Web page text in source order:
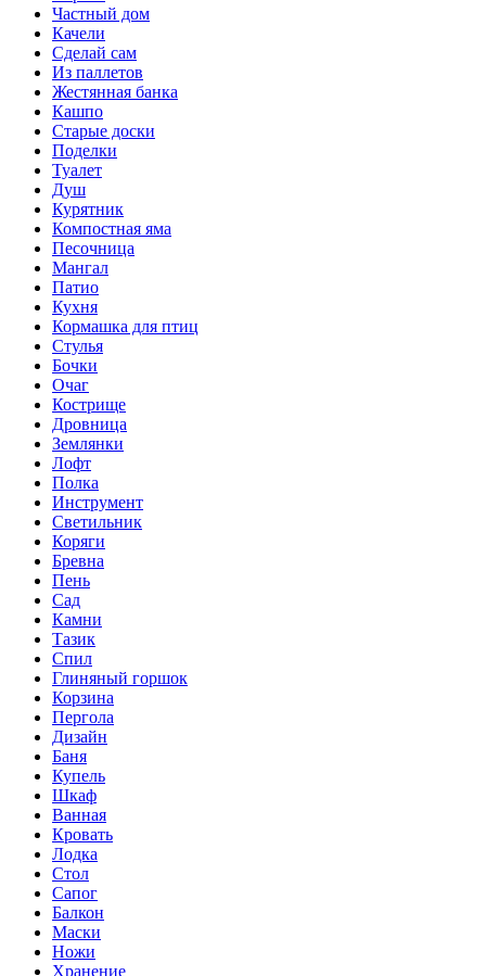
Частный дом
Качели
Сделай сам
Из паллетов
Жестянная банка
Кашпо
Старые доски
Поделки
Туалет
Душ
Курятник
Компостная яма
Песочница
Мангал
Патио
Кухня
Кормашка для птиц
Стулья
Бочки
Очаг
Кострище
Дровница
Землянки
Лофт
Полка
Инструмент
Светильник
Коряги
Бревна
Пень
Сад
Камни
Тазик
Спил
Глиняный горшок
Корзина
Пергола
Дизайн
Баня
Купель
Шкаф
Ванная
Кровать
Лодка
Стол
Сапог
Балкон
Маски
Ножи
Хранение